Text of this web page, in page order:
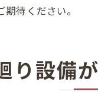
見た目も機能
美しいデ
見た目に
待ください。
り設備